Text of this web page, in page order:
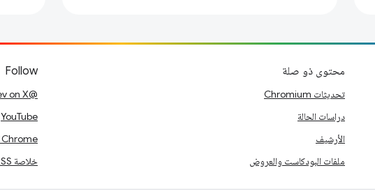
محتوى ذو صلة
تحديثات Chromium
دراسات الحالة
الأرشيف
ملفات البودكاست والعروض
Follow
@ChromiumDev on X
YouTube
Chrome للمطوّرين على LinkedIn
خلاصة RSS